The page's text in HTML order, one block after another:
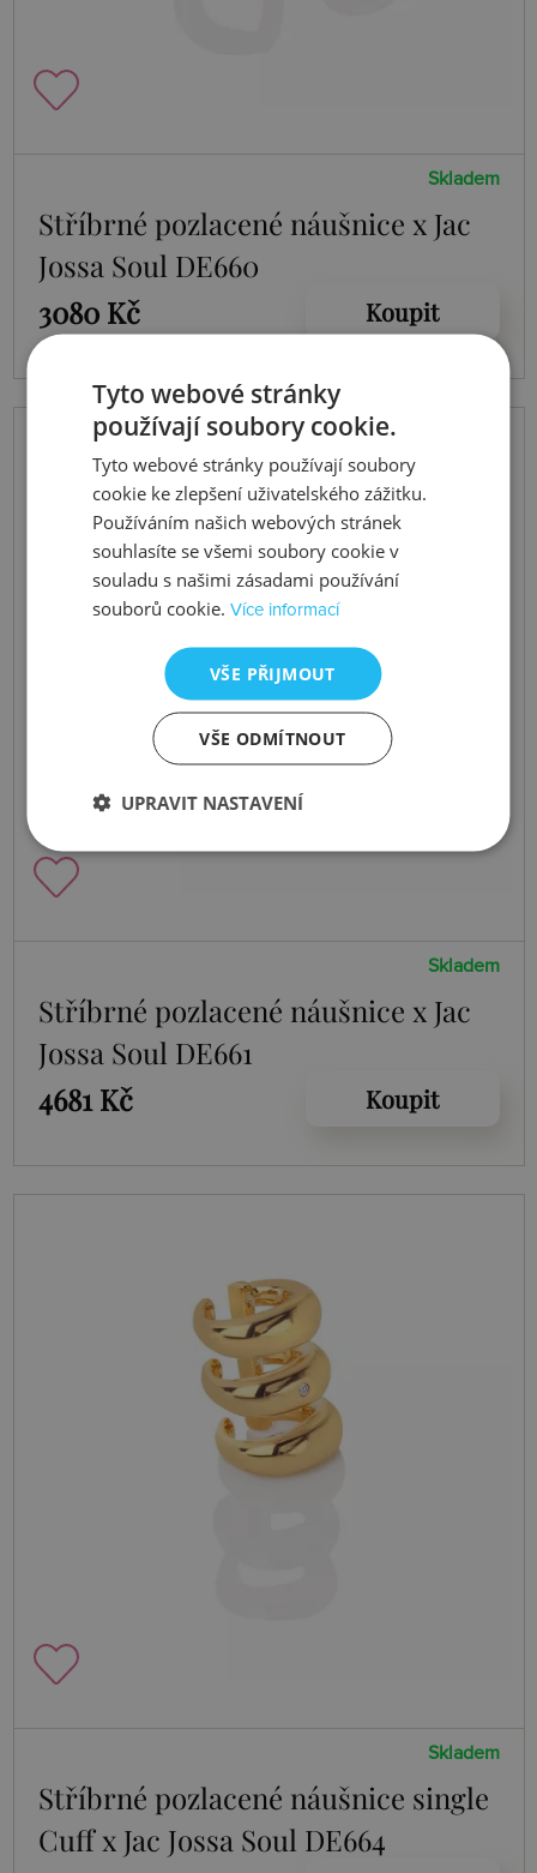
Skladem
Stříbrné pozlacené náušnice x Jac
Jossa Soul DE660
3080 Kč
Koupit
Skladem
Stříbrné pozlacené náušnice x Jac
Jossa Soul DE661
4681 Kč
Koupit
Skladem
Stříbrné pozlacené náušnice single
Cuff x Jac Jossa Soul DE664
Tyto webové stránky
používají soubory cookie.
Tyto webové stránky používají soubory
cookie ke zlepšení uživatelského zážitku.
Používáním našich webových stránek
souhlasíte se všemi soubory cookie v
souladu s našimi zásadami používání
souborů cookie.Více informací
VŠE PŘIJMOUT
VŠE ODMÍTNOUT
UPRAVIT NASTAVENÍ